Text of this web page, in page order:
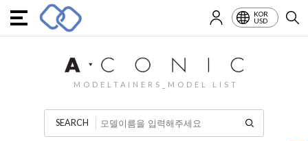
KOR
USD
MODELTAINERS_MODEL LIST
SEARCH